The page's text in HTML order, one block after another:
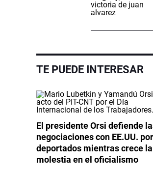
TE PUEDE INTERESAR
El presidente Orsi defiende
negociaciones con EE.UU.
deportados mientras crece la
molestia en el oficialismo